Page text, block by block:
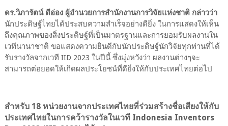
ดร.วิภารัตน์ ดีอ่อง ผู้อำนวยการสำนักงานการวิจัยแห่งชาติ กล่าวว่า
นักประดิษฐ์ไทยได้ประสบความสำเร็จอย่างดียิ่ง ในการแสดงให้เห็น
ถึงคุณภาพของสิ่งประดิษฐ์ที่เป็นมาตรฐานและการยอมรับผลงานใน
เวทีนานาชาติ ขอแสดงความยินดีกับนักประดิษฐ์นักวิจัยทุกท่านที่ได้
รับรางวัลจากเวที IID 2023 ในปีนี้ ซึ่งมุ่งหวังว่า ผลงานต่างๆจะ
สามารถต่อยอดให้เกิดผลประโยชน์ที่ดียิ่งให้กับประเทศไทยต่อไป
สำหรับ 18 หน่วยงานจากประเทศไทยที่ร่วมสร้างชื่อเสียงให้กับ
ประเทศไทยในการคว้ารางวัลในเวที Indonesia Inventors